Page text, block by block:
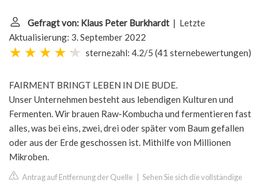
Gefragt von: Klaus Peter Burkhardt | Letzte
Aktualisierung: 3. September 2022
sternezahl: 4.2/5 (41 sternebewertungen)
FAIRMENT BRINGT LEBEN IN DIE BUDE.
Unser Unternehmen besteht aus lebendigen Kulturen und
Fermenten. Wir brauen Raw-Kombucha und fermentieren fast
alles, was bei eins, zwei, drei oder später vom Baum gefallen
oder aus der Erde geschossen ist. Mithilfe von Millionen
Mikroben.
Antrag auf Entfernung der Quelle Sehen Sie sich die vollständige